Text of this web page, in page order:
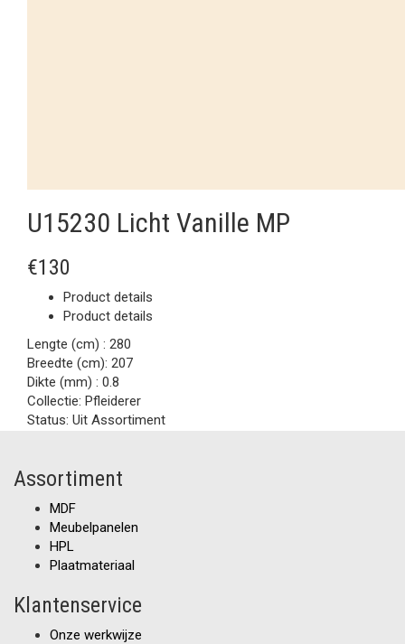
U15230 Licht Vanille MP
€130
Product details
Product details
Lengte (cm) : 280
Breedte (cm): 207
Dikte (mm) : 0.8
Collectie: Pfleiderer
Status: Uit Assortiment
Assortiment
MDF
Meubelpanelen
HPL
Plaatmateriaal
Klantenservice
Onze werkwijze